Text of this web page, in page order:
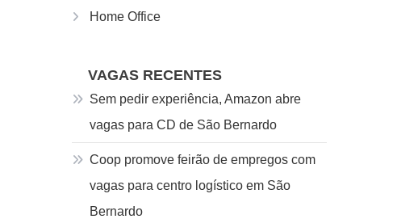
Home Office
VAGAS RECENTES
Sem pedir experiência, Amazon abre
vagas para CD de São Bernardo
Coop promove feirão de empregos com
vagas para centro logístico em São
Bernardo